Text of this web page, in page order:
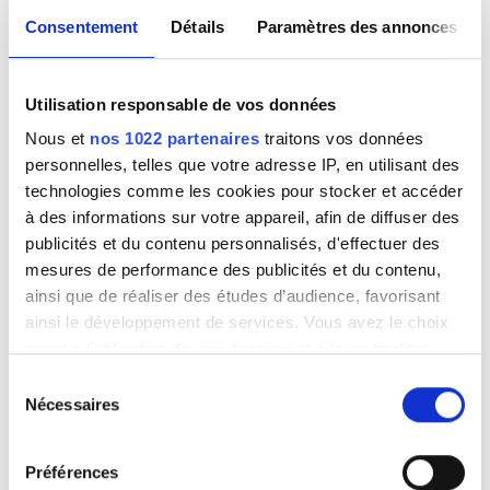
Consentement Détails Paramètres des annonces
Utilisation responsable de vos données
Nous et nos 1022 partenaires traitons vos données
personnelles, telles que votre adresse IP, en utilisant des
technologies comme les cookies pour stocker et accéder
à des informations sur votre appareil, afin de diffuser des
publicités et du contenu personnalisés, d'effectuer des
mesures de performance des publicités et du contenu,
ainsi que de réaliser des études d’audience, favorisant
ainsi le développement de services. Vous avez le choix
tout moment en consultant la Déclaration relative aux
cookies ou en cliquant sur l'icône de confidentialité.
Si vous le permettez, nous aimerions également :
Nécessaires
Préférences
Medical Director
Vittoria, Salvatore
Head Nurse